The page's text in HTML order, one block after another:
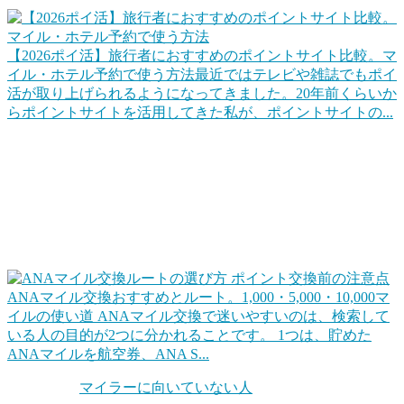
【2026ポイ活】旅行者におすすめのポイントサイト比較。マ
イル・ホテル予約で使う方法最近ではテレビや雑誌でもポイ
活が取り上げられるようになってきました。20年前くらいか
らポイントサイトを活用してきた私が、ポイントサイトの...
ANAマイル交換おすすめとルート。1,000・5,000・10,000マ
イルの使い道 ANAマイル交換で迷いやすいのは、検索して
いる人の目的が2つに分かれることです。 1つは、貯めた
ANAマイルを航空券、ANA S...
マイラーに向いていない人